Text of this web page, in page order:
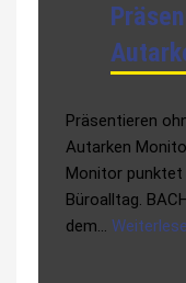
Präsentieren
Autarken
Monitor
Büroalltag.
dem…